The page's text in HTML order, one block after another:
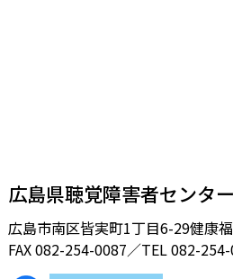
広島県聴覚障害者センター
広島市南区皆実町1丁目6-29健康
FAX 082-254-0087／TEL082-